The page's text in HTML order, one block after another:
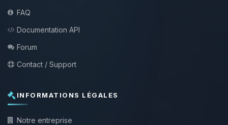
FAQ
Documentation API
Forum
Contact / Support
INFORMATIONS LÉGALES
Notre entreprise